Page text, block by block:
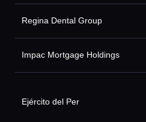
Regina Dental Group
Impac Mortgage Holdings
Ejército del Per